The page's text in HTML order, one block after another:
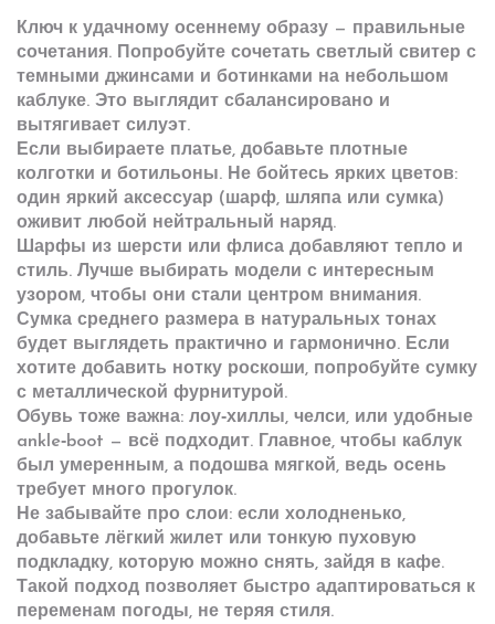
Ключ к удачному осеннему образу — правильные
сочетания. Попробуйте сочетать светлый свитер с
темными джинсами и ботинками на небольшом
каблуке. Это выглядит сбалансировано и
вытягивает силуэт.
Если выбираете платье, добавьте плотные
колготки и ботильоны. Не бойтесь ярких цветов:
один яркий аксессуар (шарф, шляпа или сумка)
оживит любой нейтральный наряд.
Шарфы из шерсти или флиса добавляют тепло и
стиль. Лучше выбирать модели с интересным
узором, чтобы они стали центром внимания.
Сумка среднего размера в натуральных тонах
будет выглядеть практично и гармонично. Если
хотите добавить нотку роскоши, попробуйте сумку
с металлической фурнитурой.
Обувь тоже важна: лоу‑хиллы, челси, или удобные
ankle‑boot — всё подходит. Главное, чтобы каблук
был умеренным, а подошва мягкой, ведь осень
требует много прогулок.
Не забывайте про слои: если холодненько,
добавьте лёгкий жилет или тонкую пуховую
подкладку, которую можно снять, зайдя в кафе.
Такой подход позволяет быстро адаптироваться к
переменам погоды, не теряя стиля.